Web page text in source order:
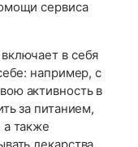
сервиса
в себя
например, с
активность в
за питанием,
также